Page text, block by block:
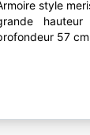
style
57